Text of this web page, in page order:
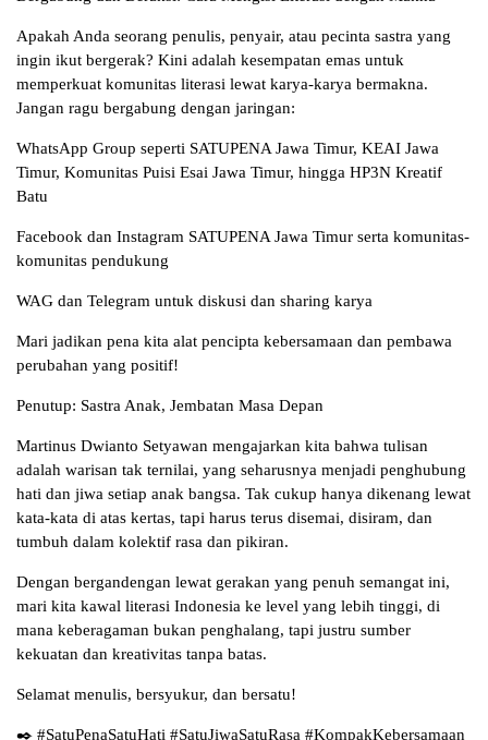
Apakah Anda seorang penulis, penyair, atau pecinta sastra yang
ingin ikut bergerak? Kini adalah kesempatan emas untuk
memperkuat komunitas literasi lewat karya-karya bermakna.
Jangan ragu bergabung dengan jaringan:
WhatsApp Group seperti SATUPENA Jawa Timur, KEAI Jawa
Timur, Komunitas Puisi Esai Jawa Timur, hingga HP3N Kreatif
Batu
Facebook dan Instagram SATUPENA Jawa Timur serta komunitas-
komunitas pendukung
WAG dan Telegram untuk diskusi dan sharing karya
Mari jadikan pena kita alat pencipta kebersamaan dan pembawa
perubahan yang positif!
Penutup: Sastra Anak, Jembatan Masa Depan
Martinus Dwianto Setyawan mengajarkan kita bahwa tulisan
adalah warisan tak ternilai, yang seharusnya menjadi penghubung
hati dan jiwa setiap anak bangsa. Tak cukup hanya dikenang lewat
kata-kata di atas kertas, tapi harus terus disemai, disiram, dan
tumbuh dalam kolektif rasa dan pikiran.
Dengan bergandengan lewat gerakan yang penuh semangat ini,
mari kita kawal literasi Indonesia ke level yang lebih tinggi, di
mana keberagaman bukan penghalang, tapi justru sumber
kekuatan dan kreativitas tanpa batas.
Selamat menulis, bersyukur, dan bersatu!
✒️ #SatuPenaSatuHati #SatuJiwaSatuRasa #KompakKebersamaan